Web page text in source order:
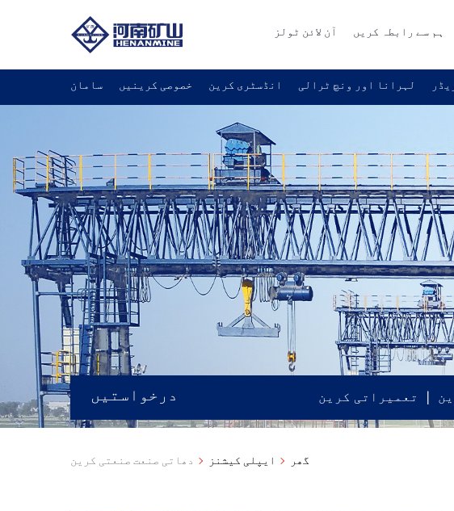
آن لائن ٹولز ہم سے رابطہ کریں
سامان خصوصی کرینیں انڈسٹری کرین لہرانا اور ونچ ٹرالی
درخواستیں تعمیراتی کرین
گھر ایپلی کیشنز دھاتی صنعت صنعتی کرین